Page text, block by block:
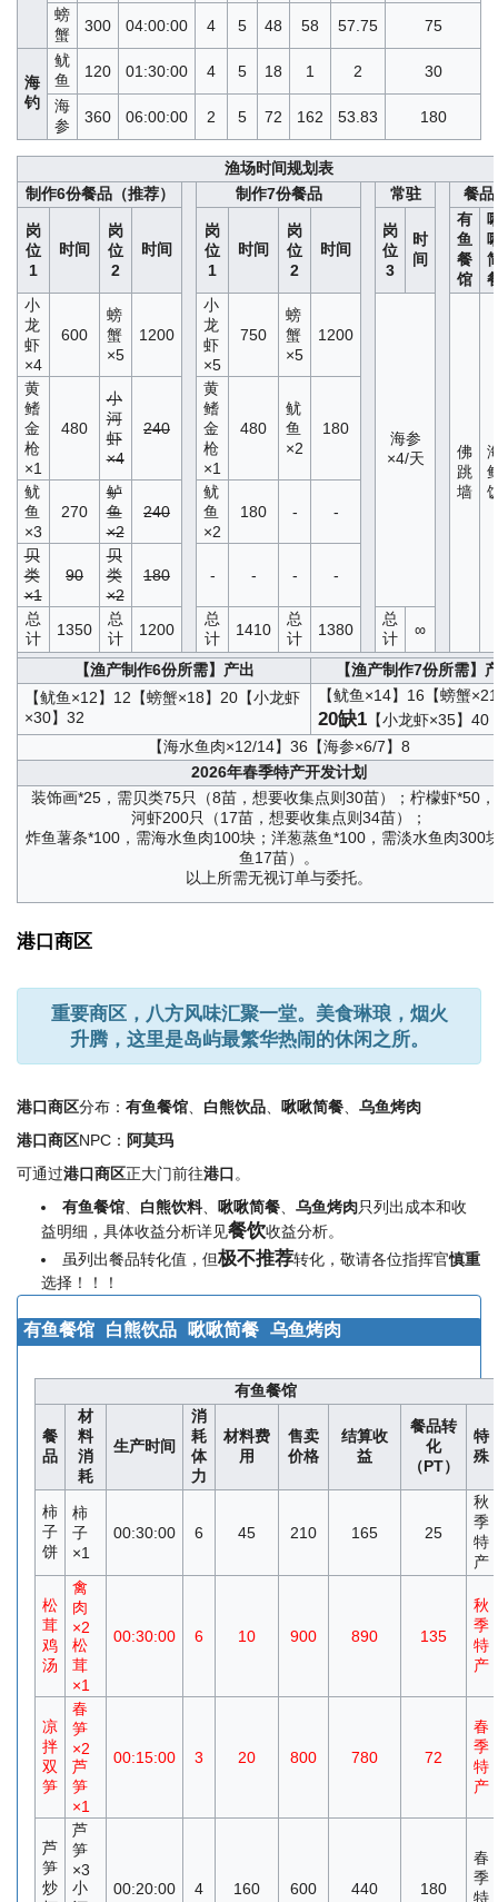
螃
蟹
300 04:00:00 4 5 48 58 57.75 75
海
钓
鱿
鱼
120 01:30:00 4 5 18 1 2
30
海
参
360 06:00:00 2 5 72 162 53.83 180
渔场时间规划表
制作6份餐品（推荐）
制作7份餐品 常驻 餐品
岗
位
1
时间
岗
位
2
时间
岗
位
1
时间
岗
位
2
时间
岗
位
3
时
间
有
鱼
餐
馆
小
龙
虾
×4
600
螃
蟹
×5
1200
小
龙
虾
×5
750
螃
蟹
×5
1200
海参
×4/天
佛
跳
墙
黄
鳍
金
枪
×1
480
小
河
虾
×4
240
黄
鳍
金
枪
×1
480
鱿
鱼
×2
180
鱿
鱼
×3
270
鲈
鱼
×2
240
鱿
鱼
×2
180 - -
贝
类
×1
90
贝
类
×2
180 - - - -
总
计
1350
总
计
1200
总
计
1410
总
计
1380
总
计
∞
【渔产制作6份所需】产出
【渔产制作7份所需】
【鱿鱼×12】12【螃蟹×18】20【小龙虾
×30】32
【鱿鱼×14】16【螃蟹
20缺1【小龙虾×35】40
【海水鱼肉×12/14】36【海参×6/7】8
2026年春季特产开发计划
装饰画*25，需贝类75只（8苗，想要收集点则30苗）；柠檬虾*50
河虾200只（17苗，想要收集点则34苗）；
炸鱼薯条*100，需海水鱼肉100块；洋葱蒸鱼*100，需淡水鱼肉300
鱼17苗）。
以上所需无视订单与委托。
港口商区
重要商区，八方风味汇聚一堂。美食琳琅，烟火
升腾，这里是岛屿最繁华热闹的休闲之所。
港口商区分布： 有鱼餐馆、 白熊饮品、 啾啾简餐、 乌鱼烤肉
港口商区NPC： 阿莫玛
可通过港口商区正大门前往港口。
有鱼餐馆、 白熊饮料、啾啾简餐、乌鱼烤肉只列出成本和收
益明细，具体收益分析详见餐饮收益分析。
虽列出餐品转化值，但极不推荐转化，敬请各位指挥官慎重
选择！！！
有鱼餐馆 白熊饮品 啾啾简餐 乌鱼烤肉
有鱼餐馆
餐
品
材
料
消
耗
生产时间
消
耗
体
力
材料费
用
售卖
价格
结算收
益
餐品转
化
（PT）
特
殊
柿
子
饼
柿
子
×1
00:30:00 6 45 210 165 25
秋
季
特
产
松
茸
鸡
汤
禽
肉
×2
松
茸
×1
00:30:00 6 10 900 890 135
秋
季
特
产
凉
拌
双
笋
春
笋
×2
芦
笋
×1
00:15:00 3 20 800 780 72
春
季
特
产
芦
笋
炒
芦
笋
×3
小
00:20:00 4 160 600 440 180
春
季
特